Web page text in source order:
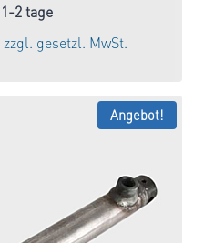
Preis
war:
71,24 €
Preis
1-2 tage
zzgl. gesetzl. MwSt.
Angebot!